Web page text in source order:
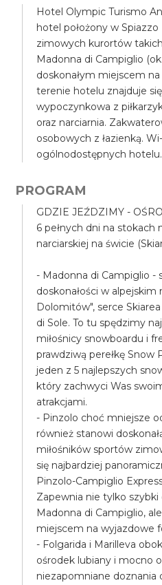
Hotel Olympic Turismo
hotel położony w
zimowych kurortów
Madonna di Campiglio
doskonałym miejscem
terenie hotelu znajduje
wypoczynkowa z
oraz narciarnia.
osobowych z łazienką.
ogólnodostępnych hotelu.
PROGRAM
GDZIE JEŹDZIMY -
6 pełnych dni na stokach
narciarskiej na świcie
- Madonna di Campiglio -
doskonałości w alpejskim
Dolomitów", serce
di Sole. To tu spędzimy
miłośnicy snowboardu i
prawdziwą perełkę Snow
jeden z 5 najlepszych
który zachwyci Was
atrakcjami.
- Pinzolo choć mniejsze
również stanowi
miłośników sportów
się najbardziej
Pinzolo-Campiglio
Zapewnia nie tylko
Madonna di Campiglio,
miejscem na wyjazdowe
- Folgarida i Marilleva
ośrodek lubiany i mocno
niezapomniane doznania